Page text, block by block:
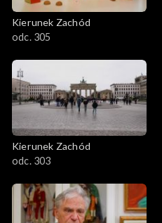
Kierunek Zachód
odc. 305
Kierunek Zachód
odc. 303